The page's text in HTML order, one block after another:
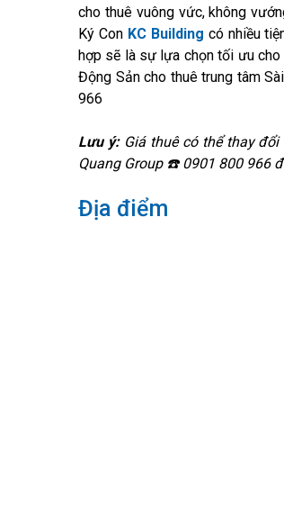
cho thuê vuông vức, không
Ký Con KC Building có nhiều
hợp sẽ là sự lựa chọn tối ưu
Động Sản cho thuê trung tâm
966
Lưu ý:Giá thuê có thể thay đổi
Quang Group ☎️ 0901 800 966
Địa điểm